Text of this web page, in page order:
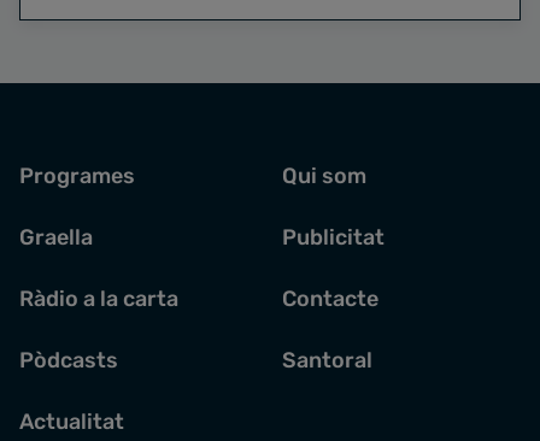
Programes
Graella
Ràdio a la carta
Pòdcasts
Actualitat
Qui som
Publicitat
Contacte
Santoral